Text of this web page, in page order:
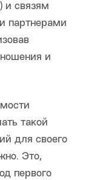
и связям
партнерами
и
такой
для своего
Это,
первого